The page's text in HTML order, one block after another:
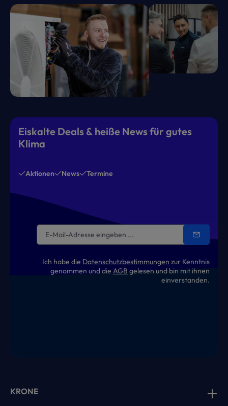
Eiskalte Deals & heiße News für gutes
Klima
Aktionen News Termine
Ich habe die Datenschutzbestimmungen zur Kenntnis
genommen und die AGB gelesen und bin mit ihnen
einverstanden.
KRONE